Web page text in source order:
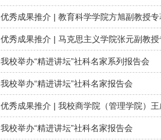
优秀成果推介 | 教育科学学院方旭副教授
优秀成果推介 | 马克思主义学院张元副教
我校举办“精进讲坛”社科名家系列报告会
我校举办“精进讲坛”社科名家报告会
优秀成果推介 | 我校商学院（管理学院）
我校举办“精进讲坛”社科名家报告会